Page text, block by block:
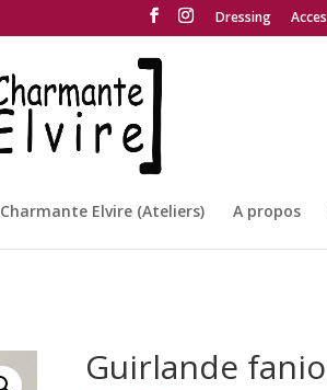
Dressing
Charmante Elvire (Ateliers) A propos
Guirlande